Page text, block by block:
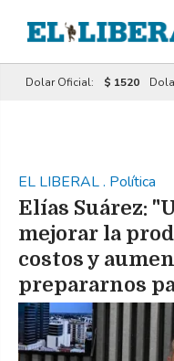
Dolar Oficial: $ 1520
EL LIBERAL. Política
Elías Suárez:
mejorar la
costos y
prepararnos